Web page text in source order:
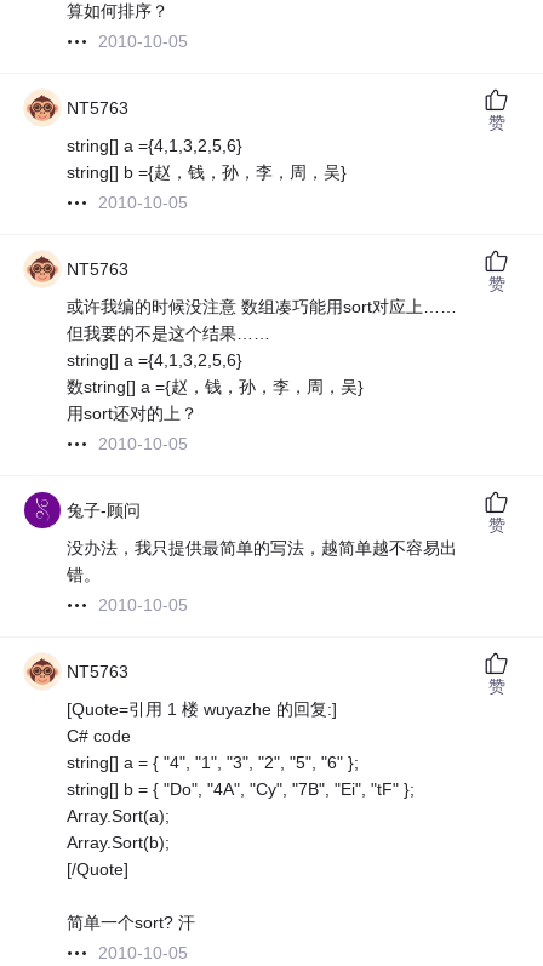
算如何排序？
2010-10-05
NT5763
string[] a ={4,1,3,2,5,6}
string[] b ={赵，钱，孙，李，周，吴}
2010-10-05
赞
NT5763
或许我编的时候没注意 数组凑巧能用sort对应上……
但我要的不是这个结果……
string[] a ={4,1,3,2,5,6}
数string[] a ={赵，钱，孙，李，周，吴}
用sort还对的上？
2010-10-05
赞
兔子-顾问
没办法，我只提供最简单的写法，越简单越不容易出
错。
2010-10-05
赞
NT5763
[Quote=引用 1 楼 wuyazhe 的回复:]
C# code
string[] a = { "4", "1", "3", "2", "5", "6" };
string[] b = { "Do", "4A", "Cy", "7B", "Ei", "tF" };
Array.Sort(a);
Array.Sort(b);
[/Quote]
简单一个sort? 汗
2010-10-05
赞